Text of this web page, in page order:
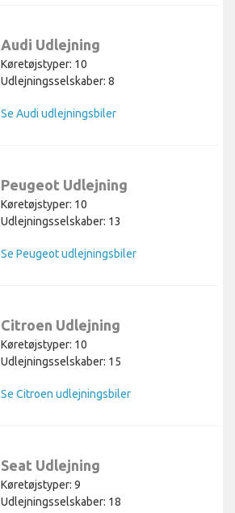
Audi Udlejning
Køretøjstyper: 10
Udlejningsselskaber: 8
Se Audi udlejningsbiler
Peugeot Udlejning
Køretøjstyper: 10
Udlejningsselskaber: 13
Se Peugeot udlejningsbiler
Citroen Udlejning
Køretøjstyper: 10
Udlejningsselskaber: 15
Se Citroen udlejningsbiler
Seat Udlejning
Køretøjstyper: 9
Udlejningsselskaber: 18